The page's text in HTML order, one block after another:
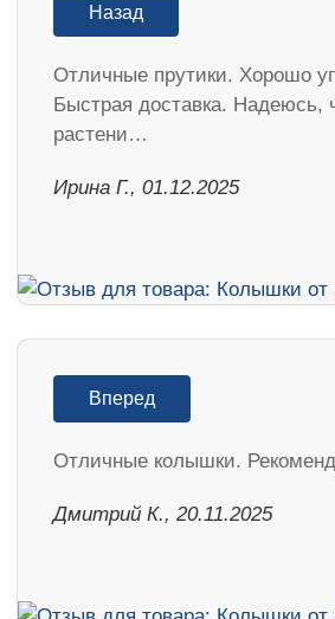
Назад
Отличные прутики. Хорошо
Быстрая доставка. Надеюсь,
растени…
Ирина Г., 01.12.2025
Вперед
Отличные колышки.
Дмитрий К., 20.11.2025